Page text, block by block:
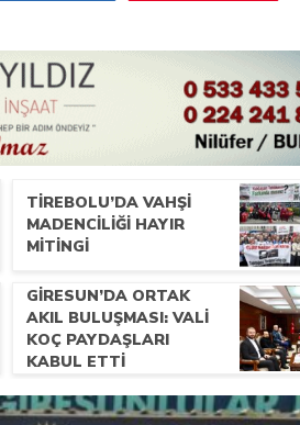
TIREBOLU’DA VAHŞI
MADENCILIĞI HAYIR
MITINGI
GIRESUN’DA ORTAK
AKIL BULUŞMASI: VALI
KOÇ PAYDAŞLARI
KABUL ETTI